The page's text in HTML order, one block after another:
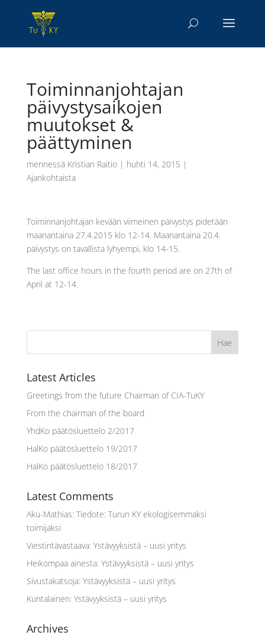
Toiminnanjohtajan
päivystysaikojen
muutokset &
päättyminen
mennessä Kristian Raitio| huhti 14, 2015 |
Ajankohtaista
Toiminnanjohtajan kevään viimeinen päivystys pidetään
maanantaina 27.4.2015 klo 12-14. Maanantaina 20.4.
päivystys on tavallista lyhyempi, klo 14-15.
The last office hours in the fourth period are on 27th of
April at 12-14.
Latest Articles
Greetings from the future Chairman of CIA-TuKY
From the chairman of the board
YhdKo päätösluettelo 2/2017
HalKo päätösluettelo 19/2017
HalKo päätösluettelo 18/2017
Latest Comments
Aku-Mathias: Tiedote: Turun KY ekologisemmaksi
toimijaksi
Viestintävastaava: Ystävyyksistä – uusi yritys
Heikompaa ainesta: Ystävyyksistä – uusi yritys
Sivustakatsoja: Ystävyyksistä – uusi yritys
Kuntalainen: Ystävyyksistä – uusi yritys
Archives